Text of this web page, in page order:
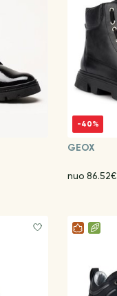
-40%
GEOX
nuo 86.52€